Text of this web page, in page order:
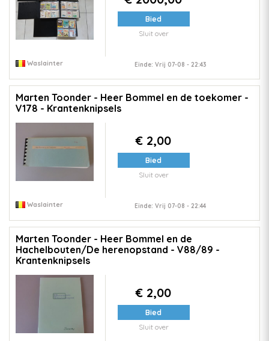
Bied
Sluit over
Waslainter Einde: Vrij 07-08 - 22:43
Marten Toonder - Heer Bommel en de toekomer -
V178 - Krantenknipsels
€ 2,00
Bied
Sluit over
Waslainter Einde: Vrij 07-08 - 22:44
Marten Toonder - Heer Bommel en de
Hachelbouten/De herenopstand - V88/89 -
Krantenknipsels
€ 2,00
Bied
Sluit over